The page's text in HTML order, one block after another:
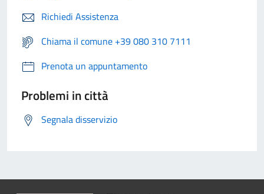
Richiedi Assistenza
Chiama il comune +39 080 310 7111
Prenota un appuntamento
Problemi in città
Segnala disservizio